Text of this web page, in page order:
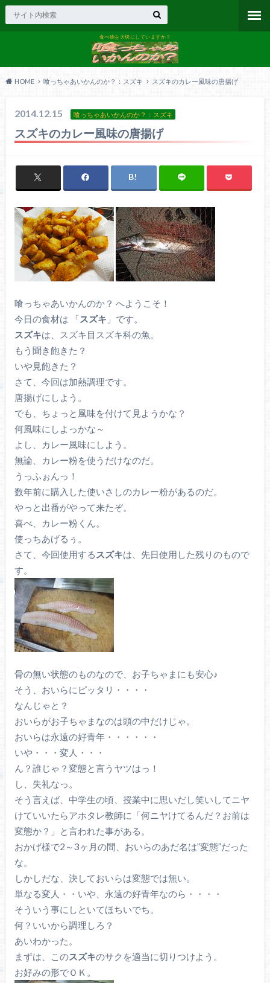
食べ物を大切にしていますか？
HOME 喰っちゃあいかんのか？：スズキ スズキのカレー風味の唐揚げ
2014.12.15 喰っちゃあいかんのか？：スズキ
スズキのカレー風味の唐揚げ
喰っちゃあいかんのか？ へようこそ！
今日の食材は 「スズキ 」です。
スズキは、スズキ目スズキ科の魚。
もう聞き飽きた？
いや見飽きた？
さて、今回は加熱調理です。
唐揚げにしよう。
でも、ちょっと風味を付けて見ようかな？
何風味にしよっかな～
よし、カレー風味にしよう。
無論、カレー粉を使うだけなのだ。
うっふぉんっ！
数年前に購入した使いさしのカレー粉があるのだ。
やっと出番がやって来たぞ。
喜べ、カレー粉くん。
使っちあげるぅ。
さて、今回使用する スズキは、先日使用した残りのもので
す。
骨の無い状態のものなので、お子ちゃまにも安心♪
そう、おいらにピッタリ・・・・
なんじゃと？
おいらがお子ちゃまなのは頭の中だけじゃ。
おいらは永遠の好青年・・・・・・
いや・・・変人・・・
ん？誰じゃ？変態と言うヤツはっ！
し、失礼なっ。
そう言えば、中学生の頃、授業中に思いだし笑いしてニヤ
けていいたらアホタレ教師に「何ニヤけてるんだ？お前は
変態か？」と言われた事がある。
おかげ様で2～3ヶ月の間、おいらのあだ名は”変態”だった
な。
しかしだな、決しておいらは変態では無い。
単なる変人・・いや、永遠の好青年なのら・・・・
そういう事にしといてほちいでち。
何？いいから調理しろ？
あいわかった。
まずは、このスズキのサクを適当に切りつけよう。
お好みの形でＯＫ。